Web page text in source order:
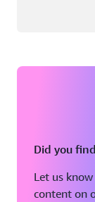
Did you
Let us
content on